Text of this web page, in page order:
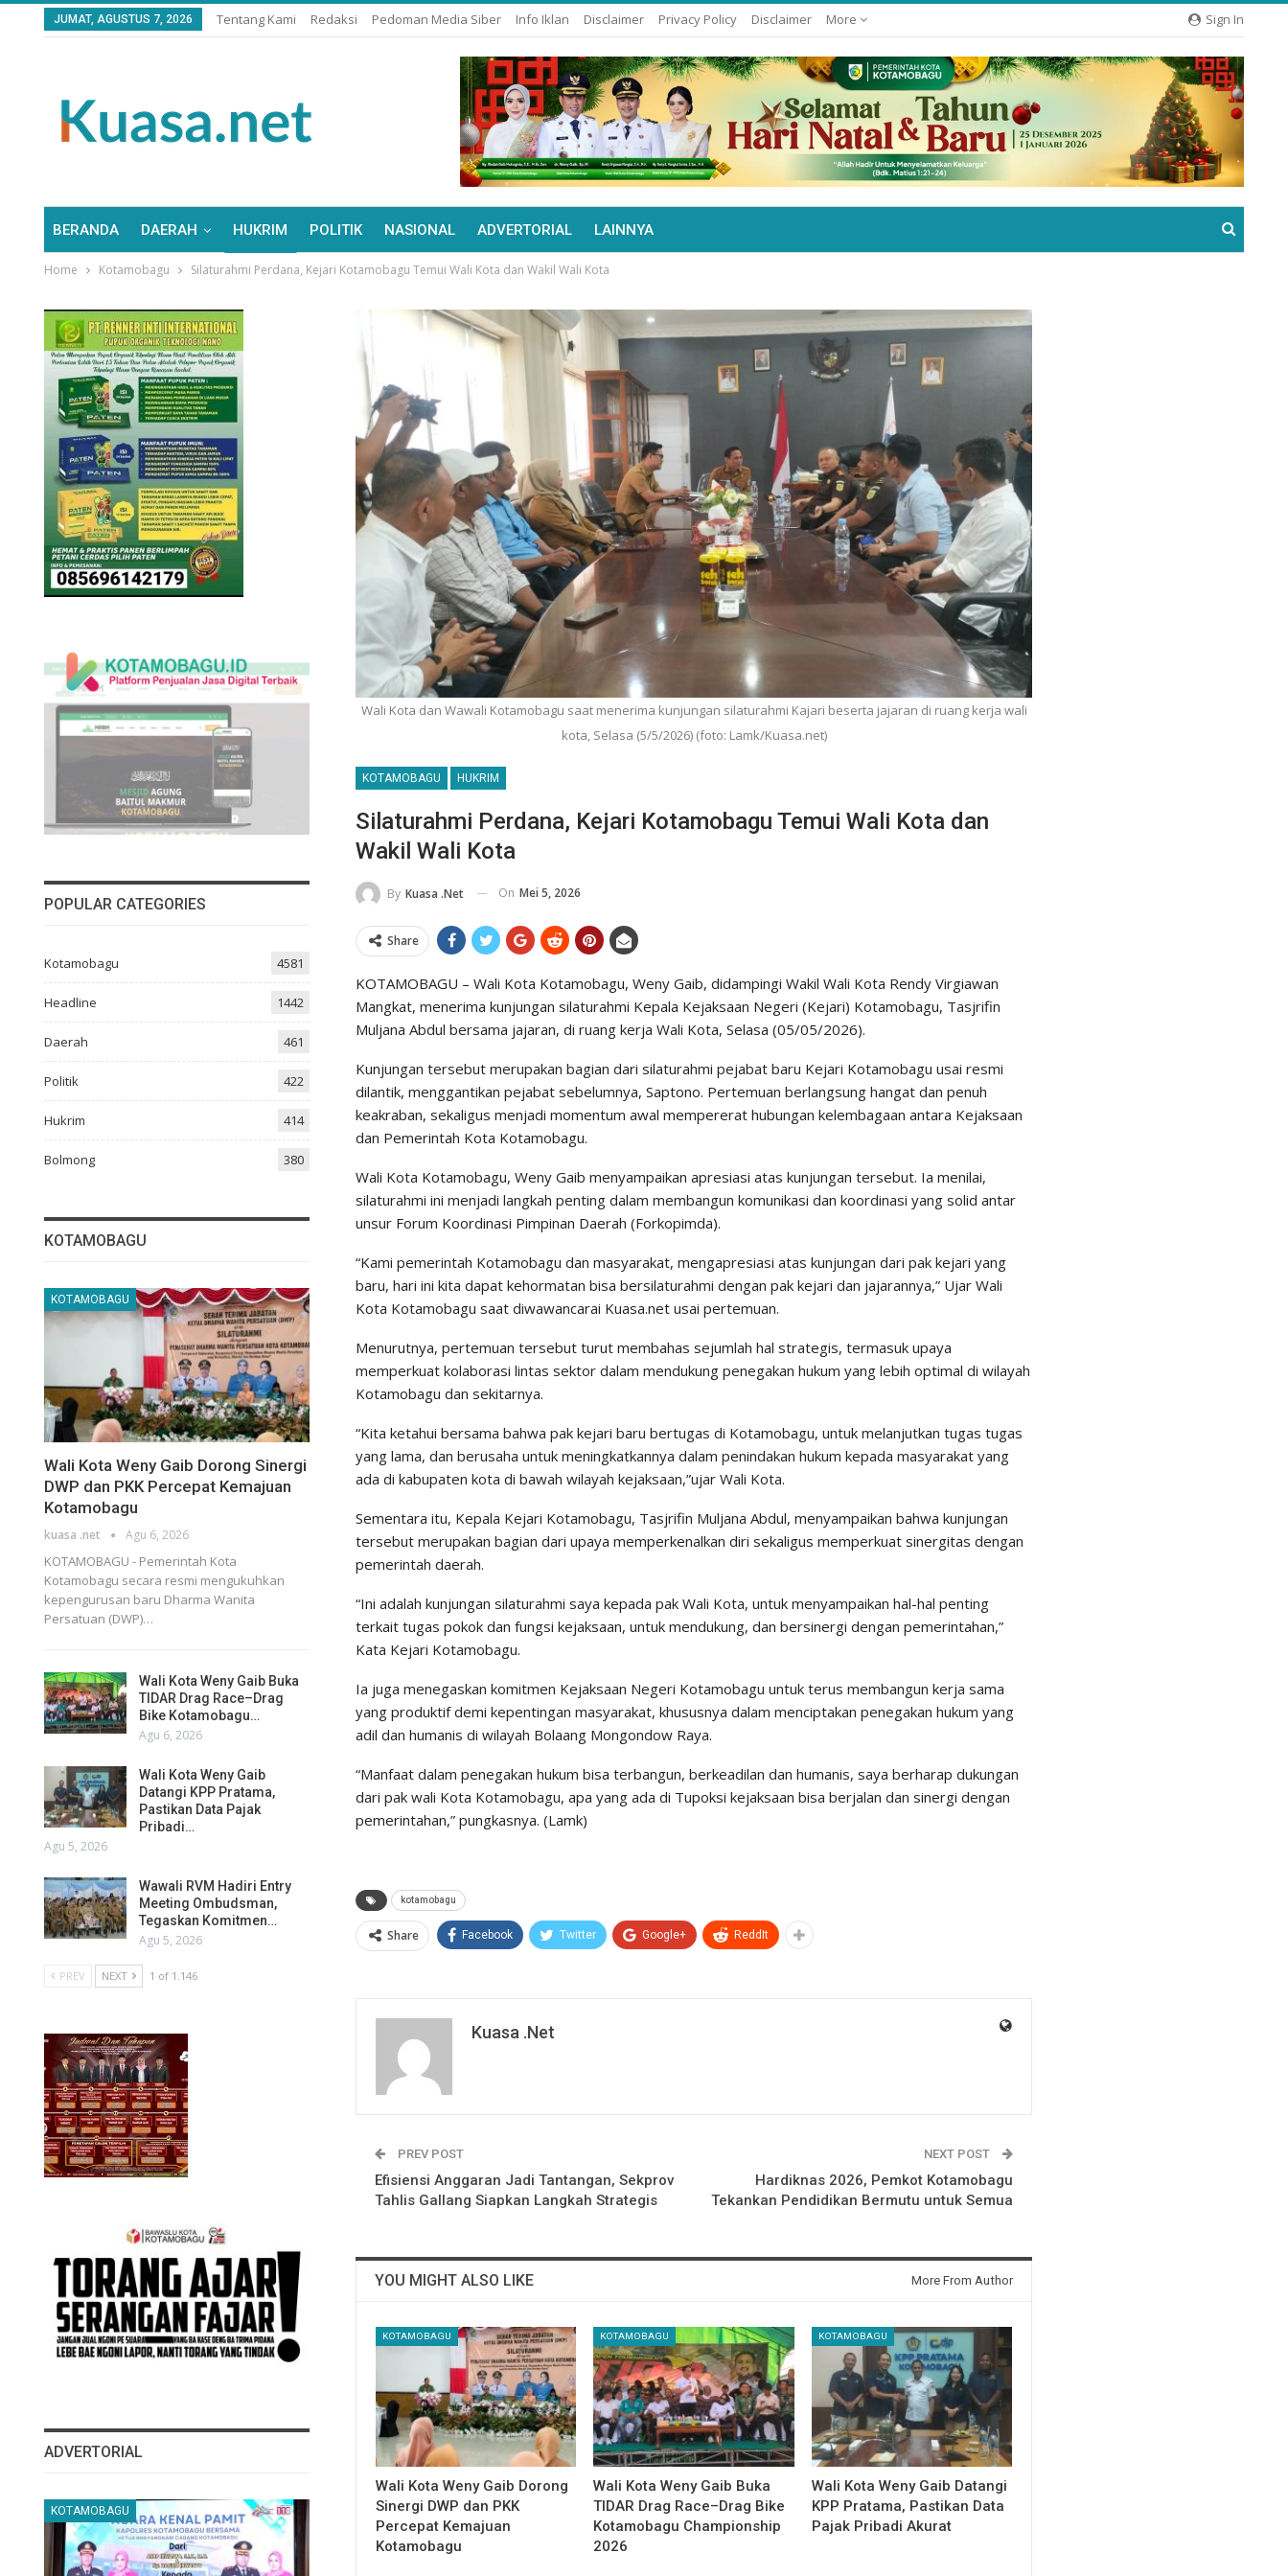
Sign In
JUMAT, AGUSTUS 7, 2026 Tentang Kami Redaksi Pedoman Media Siber Info Iklan Disclaimer Privacy Policy Disclaimer More
BERANDA DAERAH HUKRIM POLITIK NASIONAL ADVERTORIAL LAINNYA
Home Kotamobagu Silaturahmi Perdana, Kejari Kotamobagu Temui Wali Kota dan Wakil Wali Kota
Wali Kota dan Wawali Kotamobagu saat menerima kunjungan silaturahmi Kajari beserta jajaran di ruang kerja wali
kota, Selasa (5/5/2026) (foto: Lamk/Kuasa.net)
KOTAMOBAGU HUKRIM
Silaturahmi Perdana, Kejari Kotamobagu Temui Wali Kota dan
Wakil Wali Kota
By Kuasa .net On Mei 5, 2026
Share
KOTAMOBAGU – Wali Kota Kotamobagu, Weny Gaib, didampingi Wakil Wali Kota Rendy Virgiawan
Mangkat, menerima kunjungan silaturahmi Kepala Kejaksaan Negeri (Kejari) Kotamobagu, Tasjrifin
Muljana Abdul bersama jajaran, di ruang kerja Wali Kota, Selasa (05/05/2026).
Kunjungan tersebut merupakan bagian dari silaturahmi pejabat baru Kejari Kotamobagu usai resmi
dilantik, menggantikan pejabat sebelumnya, Saptono. Pertemuan berlangsung hangat dan penuh
keakraban, sekaligus menjadi momentum awal mempererat hubungan kelembagaan antara Kejaksaan
dan Pemerintah Kota Kotamobagu.
Wali Kota Kotamobagu, Weny Gaib menyampaikan apresiasi atas kunjungan tersebut. Ia menilai,
silaturahmi ini menjadi langkah penting dalam membangun komunikasi dan koordinasi yang solid antar
unsur Forum Koordinasi Pimpinan Daerah (Forkopimda).
“Kami pemerintah Kotamobagu dan masyarakat, mengapresiasi atas kunjungan dari pak kejari yang
baru, hari ini kita dapat kehormatan bisa bersilaturahmi dengan pak kejari dan jajarannya,” Ujar Wali
Kota Kotamobagu saat diwawancarai Kuasa.net usai pertemuan.
Menurutnya, pertemuan tersebut turut membahas sejumlah hal strategis, termasuk upaya
memperkuat kolaborasi lintas sektor dalam mendukung penegakan hukum yang lebih optimal di wilayah
Kotamobagu dan sekitarnya.
“Kita ketahui bersama bahwa pak kejari baru bertugas di Kotamobagu, untuk melanjutkan tugas tugas
yang lama, dan berusaha untuk meningkatkannya dalam penindakan hukum kepada masyarakat yang
ada di kabupaten kota di bawah wilayah kejaksaan,”ujar Wali Kota.
Sementara itu, Kepala Kejari Kotamobagu, Tasjrifin Muljana Abdul, menyampaikan bahwa kunjungan
tersebut merupakan bagian dari upaya memperkenalkan diri sekaligus memperkuat sinergitas dengan
pemerintah daerah.
“Ini adalah kunjungan silaturahmi saya kepada pak Wali Kota, untuk menyampaikan hal-hal penting
terkait tugas pokok dan fungsi kejaksaan, untuk mendukung, dan bersinergi dengan pemerintahan,”
Kata Kejari Kotamobagu.
Ia juga menegaskan komitmen Kejaksaan Negeri Kotamobagu untuk terus membangun kerja sama
yang produktif demi kepentingan masyarakat, khususnya dalam menciptakan penegakan hukum yang
adil dan humanis di wilayah Bolaang Mongondow Raya.
“Manfaat dalam penegakan hukum bisa terbangun, berkeadilan dan humanis, saya berharap dukungan
dari pak wali Kota Kotamobagu, apa yang ada di Tupoksi kejaksaan bisa berjalan dan sinergi dengan
pemerintahan,” pungkasnya. (Lamk)
kotamobagu
Share Facebook Twitter Google+ ReddIt
Kuasa .net
PREV POST
Efisiensi Anggaran Jadi Tantangan, Sekprov
Tahlis Gallang Siapkan Langkah Strategis
NEXT POST
Hardiknas 2026, Pemkot Kotamobagu
Tekankan Pendidikan Bermutu untuk Semua
YOU MIGHT ALSO LIKE More From Author
KOTAMOBAGU
Wali Kota Weny Gaib Dorong
Sinergi DWP dan PKK
Percepat Kemajuan
Kotamobagu
KOTAMOBAGU
Wali Kota Weny Gaib Buka
TIDAR Drag Race–Drag Bike
Kotamobagu Championship
2026
KOTAMOBAGU
Wali Kota Weny Gaib Datangi
KPP Pratama, Pastikan Data
Pajak Pribadi Akurat
POPULAR CATEGORIES
Kotamobagu 4581
Headline 1442
Daerah 461
Politik 422
Hukrim 414
Bolmong 380
KOTAMOBAGU
KOTAMOBAGU
Wali Kota Weny Gaib Dorong Sinergi
DWP dan PKK Percepat Kemajuan
Kotamobagu
kuasa .net Agu 6, 2026
KOTAMOBAGU - Pemerintah Kota
Kotamobagu secara resmi mengukuhkan
kepengurusan baru Dharma Wanita
Persatuan (DWP)…
Wali Kota Weny Gaib Buka
TIDAR Drag Race–Drag
Bike Kotamobagu…
Agu 6, 2026
Wali Kota Weny Gaib
Datangi KPP Pratama,
Pastikan Data Pajak
Pribadi…
Agu 5, 2026
Wawali RVM Hadiri Entry
Meeting Ombudsman,
Tegaskan Komitmen…
Agu 5, 2026
PREV NEXT 1 of 1.146
ADVERTORIAL
KOTAMOBAGU